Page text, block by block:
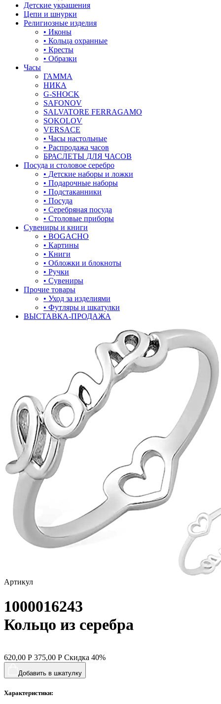
корона
кошки
круг (шар)
крылья и перья
листья
ловец снов
лошадки и единороги
лягушки
медведь
музыка
мышки
обереги
один камень
под гравировку
подкова
растительный мир
ремни
ромб
рыбки
самолёт
сердце
слова
слоны
собаки
спичка
треугольник
хвост кита
цветы
череп и кости
черепаха
яблочки
Детские украшения
Цепи и шнурки
Религиозные изделия
• Иконы
• Кольца охранные
• Кресты
• Образки
Часы
ГАММА
НИКА
G-SHOCK
SAFONOV
SALVATORE FERRAGAMO
SOKOLOV
VERSACE
• Часы настольные
• Распродажа часов
БРАСЛЕТЫ ДЛЯ ЧАСОВ
Посуда и столовое серебро
• Детские наборы и ложки
• Подарочные наборы
• Подстаканники
• Посуда
• Серебряная посуда
• Столовые приборы
Сувениры и книги
• BOGACHO
• Картины
• Книги
• Обложки и блокноты
• Ручки
• Сувениры
Прочие товары
• Уход за изделиями
• Футляры и шкатулки
ВЫСТАВКА-ПРОДАЖА
Артикул
1000016243
Кольцо из серебра
620,00 Р 375,00 Р Скидка 40%
Добавить в шкатулку
Характеристики: